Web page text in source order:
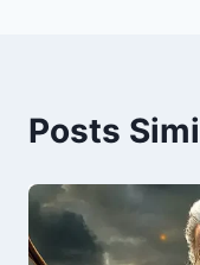
Posts